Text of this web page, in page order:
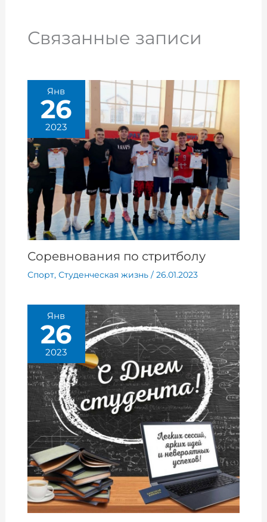
Связанные записи
Янв
26
2023
Соревнования по стритболу
Спорт, Студенческая жизнь/ 26.01.2023
Янв
26
2023